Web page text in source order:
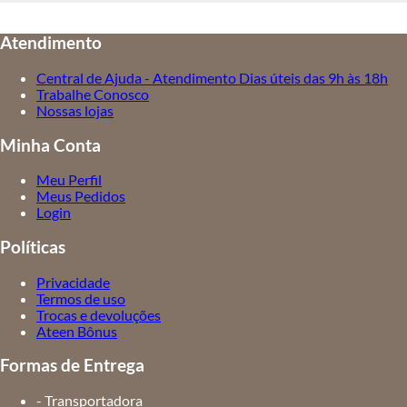
Atendimento
Central de Ajuda - Atendimento Dias úteis das 9h às 18h
Trabalhe Conosco
Nossas lojas
Minha Conta
Meu Perfil
Meus Pedidos
Login
Políticas
Privacidade
Termos de uso
Trocas e devoluções
Ateen Bônus
Formas de Entrega
- Transportadora